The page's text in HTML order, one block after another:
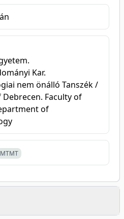
Kar.
nem önálló Tanszék /
Faculty of
of
MTMT